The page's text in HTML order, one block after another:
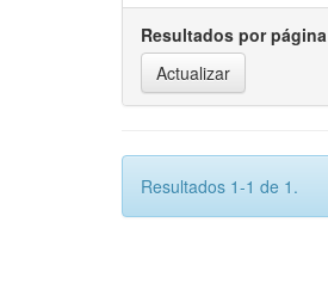
Resultados por página
Resultados 1-1 de 1.